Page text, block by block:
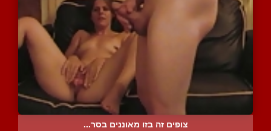
צופים זה בזו מאוננים בסר...